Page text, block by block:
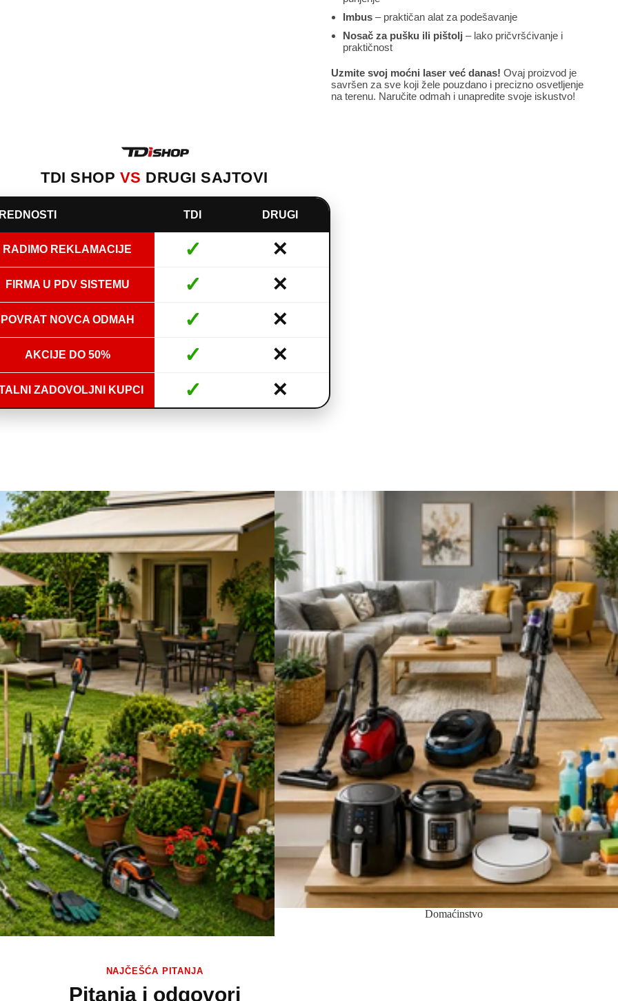
Imbus – praktičan alat za podešavanje
Nosač za pušku ili pištolj – lako pričvršćivanje i
praktičnost
Uzmite svoj moćni laser već danas! Ovaj proizvod je
savršen za sve koji žele pouzdano i precizno osvetljenje
na terenu. Naručite odmah i unapredite svoje iskustvo!
TDI SHOP VS DRUGI SAJTOVI
TDI DRUGI
RADIMO REKLAMACIJE ✓ ✕
FIRMA U PDV SISTEMU ✓ ✕
POVRAT NOVCA ODMAH ✓ ✕
AKCIJE DO 50% ✓ ✕
ZADOVOLJNI KUPCI ✓ ✕
Domaćinstvo
NAJČEŠĆA PITANJA
Pitanja i odgovori